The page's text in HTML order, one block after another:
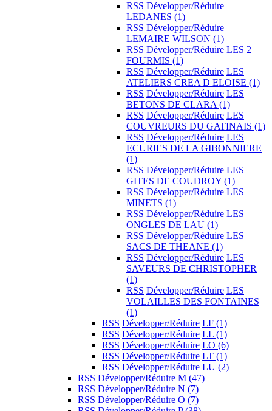
RSS Développer/Réduire
LEDANES (1)
RSS Développer/Réduire
LEMAIRE WILSON (1)
RSS Développer/Réduire LES 2
FOURMIS (1)
RSS Développer/Réduire LES
ATELIERS CREA D ELOISE (1)
RSS Développer/Réduire LES
BETONS DE CLARA (1)
RSS Développer/Réduire LES
COUVREURS DU GATINAIS (1)
RSS Développer/Réduire LES
ECURIES DE LA GIBONNIERE
(1)
RSS Développer/Réduire LES
GITES DE COUDROY (1)
RSS Développer/Réduire LES
MINETS (1)
RSS Développer/Réduire LES
ONGLES DE LAU (1)
RSS Développer/Réduire LES
SACS DE THEANE (1)
RSS Développer/Réduire LES
SAVEURS DE CHRISTOPHER
(1)
RSS Développer/Réduire LES
VOLAILLES DES FONTAINES
(1)
RSS Développer/Réduire LF (1)
RSS Développer/Réduire LL (1)
RSS Développer/Réduire LO (6)
RSS Développer/Réduire LT (1)
RSS Développer/Réduire LU (2)
RSS Développer/Réduire M (47)
RSS Développer/Réduire N (7)
RSS Développer/Réduire O (7)